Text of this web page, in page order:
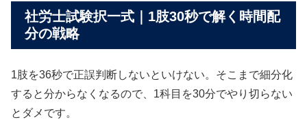
社労士試験択一式｜1肢30秒で解く時間配
分の戦略
1肢を36秒で正誤判断しないといけない。そこまで細分化
すると分からなくなるので、1科目を30分でやり切らない
とダメです。